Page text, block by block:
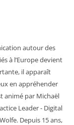
autour des
à l’Europe devient
il apparaît
en appréhender
animé par Michaël
Leader - Digital
Depuis 15 ans,